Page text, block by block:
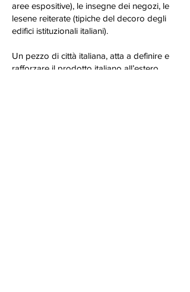
aree espositive), le insegne dei negozi, le
lesene reiterate (tipiche del decoro degli
edifici istituzionali italiani).
Un pezzo di città italiana, atta a definire e
rafforzare il prodotto italiano all’estero,